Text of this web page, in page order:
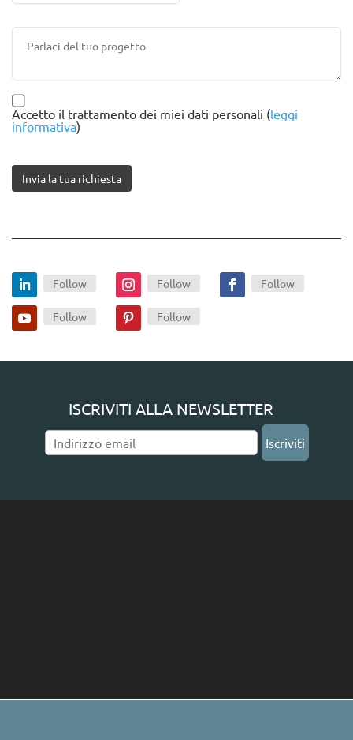
Accetto il trattamento dei miei dati personali (leggi
informativa)
Invia la tua richiesta
Follow Follow Follow
Follow Follow
ISCRIVITI ALLA NEWSLETTER